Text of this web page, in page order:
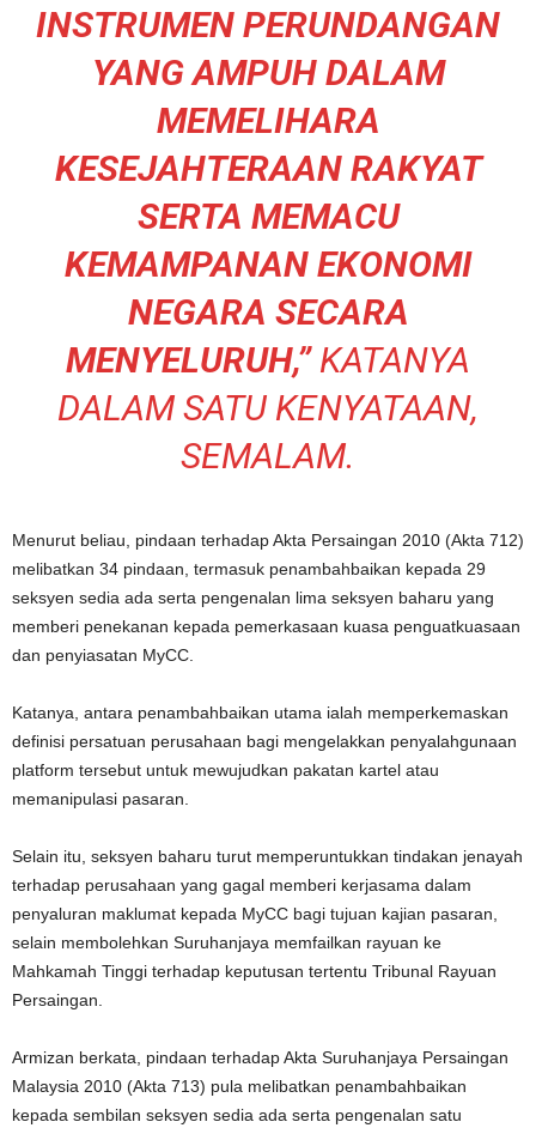
INSTRUMEN PERUNDANGAN
YANG AMPUH DALAM
MEMELIHARA
KESEJAHTERAAN RAKYAT
SERTA MEMACU
KEMAMPANAN EKONOMI
NEGARA SECARA
MENYELURUH,”KATANYA
DALAM SATU KENYATAAN,
SEMALAM.
Menurut beliau, pindaan terhadap Akta Persaingan 2010 (Akta 712)
melibatkan 34 pindaan, termasuk penambahbaikan kepada 29
seksyen sedia ada serta pengenalan lima seksyen baharu yang
memberi penekanan kepada pemerkasaan kuasa penguatkuasaan
dan penyiasatan MyCC.
Katanya, antara penambahbaikan utama ialah memperkemaskan
definisi persatuan perusahaan bagi mengelakkan penyalahgunaan
platform tersebut untuk mewujudkan pakatan kartel atau
memanipulasi pasaran.
Selain itu, seksyen baharu turut memperuntukkan tindakan jenayah
terhadap perusahaan yang gagal memberi kerjasama dalam
penyaluran maklumat kepada MyCC bagi tujuan kajian pasaran,
selain membolehkan Suruhanjaya memfailkan rayuan ke
Mahkamah Tinggi terhadap keputusan tertentu Tribunal Rayuan
Persaingan.
Armizan berkata, pindaan terhadap Akta Suruhanjaya Persaingan
Malaysia 2010 (Akta 713) pula melibatkan penambahbaikan
kepada sembilan seksyen sedia ada serta pengenalan satu